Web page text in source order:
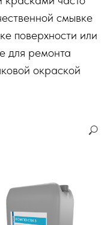
смывке
поверхности или
для ремонта
окраской